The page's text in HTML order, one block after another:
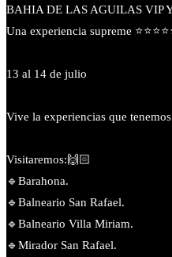
BAHIA DE LAS AGUILAS VIP
Una experiencia supreme
13 al 14 de julio
Vive la experiencias que
Visitaremos:🙌🏻
🔹️Barahona.
🔹️Balneario San Rafael.
🔹️Balneario Villa Miriam.
🔹Mirador San Rafael.